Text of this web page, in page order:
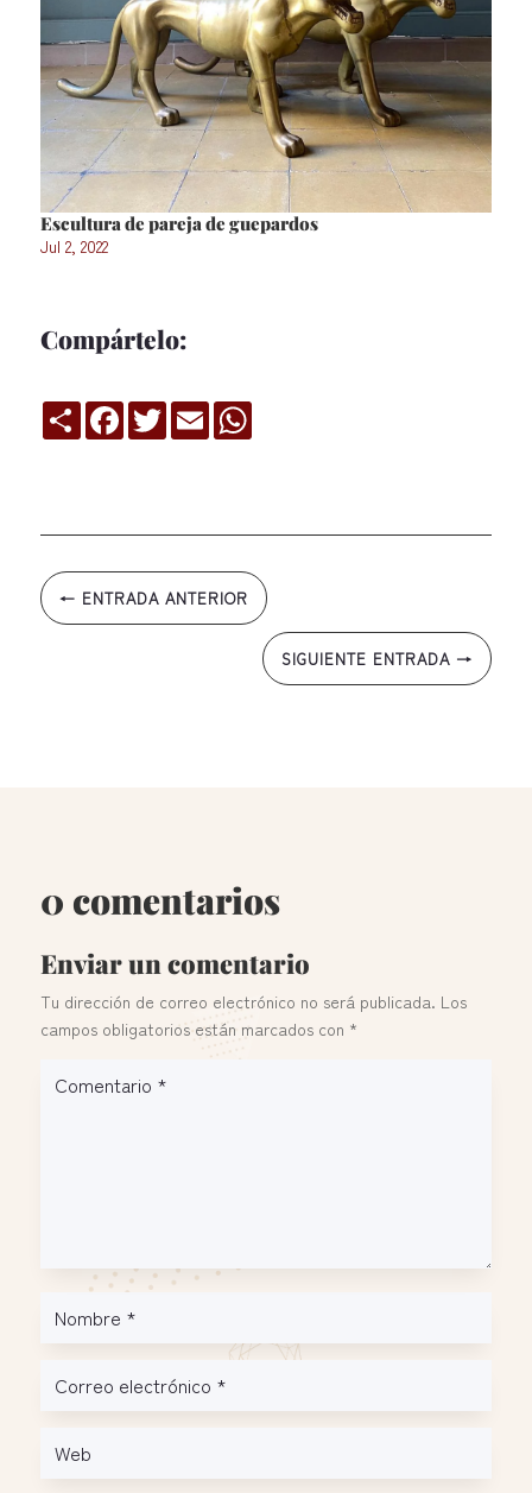
Escultura de pareja de guepardos
Jul 2, 2022
Compártelo:
CompartirFacebook
TwitterEmail WhatsApp
← ENTRADA ANTERIOR
SIGUIENTE ENTRADA →
0 comentarios
Enviar un comentario
Tu dirección de correo electrónico no será publicada. Los
campos obligatorios están marcados con *